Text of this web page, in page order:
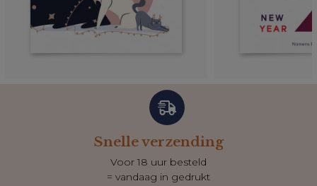
Snelle verzending
Voor 18 uur besteld
= vandaag in gedrukt